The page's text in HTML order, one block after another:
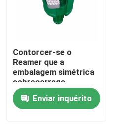
Casa
Produtos
Contorcer-se o
Reamer que a
embalagem simétrica
sobrecarrega
martelos e bocados
de furo do sistema
DTH 219mm
Enviar inquérito